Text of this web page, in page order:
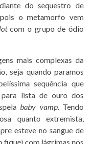
do sequestro de
o metamorfo vem
com o grupo de ódio
mais complexas da
seja quando paramos
sequência que
lista de ouro dos
baby vamp. Tendo
quanto extremista,
esteve no sangue de
fiquei com lágrimas nos